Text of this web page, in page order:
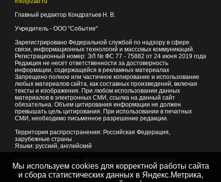
Главный редактор Кондратьев Н. В.
Учредитель - ООО "Событие"
Зарегистрировано Федеральной службой по надзору в сфере
связи, информационных технологий и массовых коммуникаций.
Регистрационный номер: ЭЛ № ФС 77 - 75882 от 24 июня 2019 года
Редакция не несет ответственности за достоверность
информации, содержащейся в рекламных материалах
Запрещено полное или частичное копирование и использование
любых материалов сайта, как составных произведений, включая
тексты и изображения. При любом использовании данных
материалов в электронных СМИ, ссылка на данный сайт
обязательна. Объем цитирования информации не должен
превышать цель цитирования. При использовании в печатных
СМИ, необходимо письменное разрешение редакции.
Территория распространения: Российская Федерация,
зарубежные страны
Языки: русский, английский
© 2007 - 2026Портал Читы и Забайкальского края
Мы используем cookies для корректной работы сайта
и сбора статистических данных в Яндекс.Метрика,